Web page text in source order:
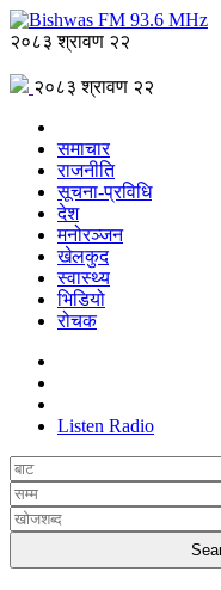
२०८३ श्रावण २२
२०८३ श्रावण २२
समाचार
राजनीति
सूचना-प्रविधि
देश
मनोरञ्जन
खेलकुद
स्वास्थ्य
भिडियो
रोचक
Listen Radio